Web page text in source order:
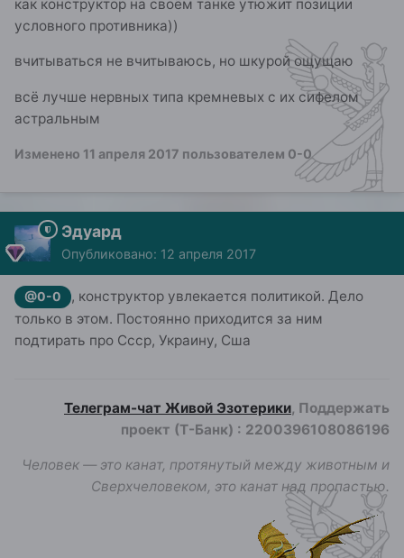
как конструктор на своём танке утюжит позиции
условного противника))
вчитываться не вчитываюсь, но шкурой ощущаю
всё лучше нервных типа кремневых с их сифелом
астральным
Изменено 11 апреля 2017 пользователем 0-0
Эдуард
Опубликовано: 12 апреля 2017
@0-0
, конструктор увлекается политикой. Дело
только в этом. Постоянно приходится за ним
подтирать про Ссср, Украину, Сша
Телеграм-чат Живой Эзотерики, Поддержать
проект (Т-Банк) : 2200396108086196
Человек — это канат, протянутый между животным и
Сверхчеловеком, это канат над пропастью.